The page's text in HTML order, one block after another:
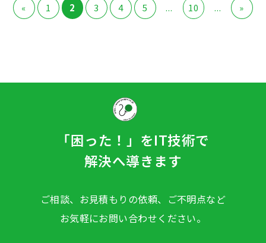
« 1 2 3 4 5 ... 10 ... »
「困った！」をIT技術で
解決へ導きます
ご相談、お見積もりの依頼、ご不明点など
お気軽にお問い合わせください。